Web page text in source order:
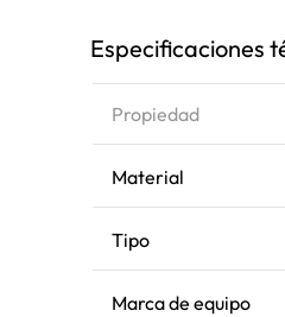
Especificaciones
Propiedad
Material
Tipo
Marca de equipo